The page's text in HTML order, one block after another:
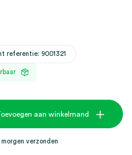
referentie: 9001321
aan winkelmand
verzonden